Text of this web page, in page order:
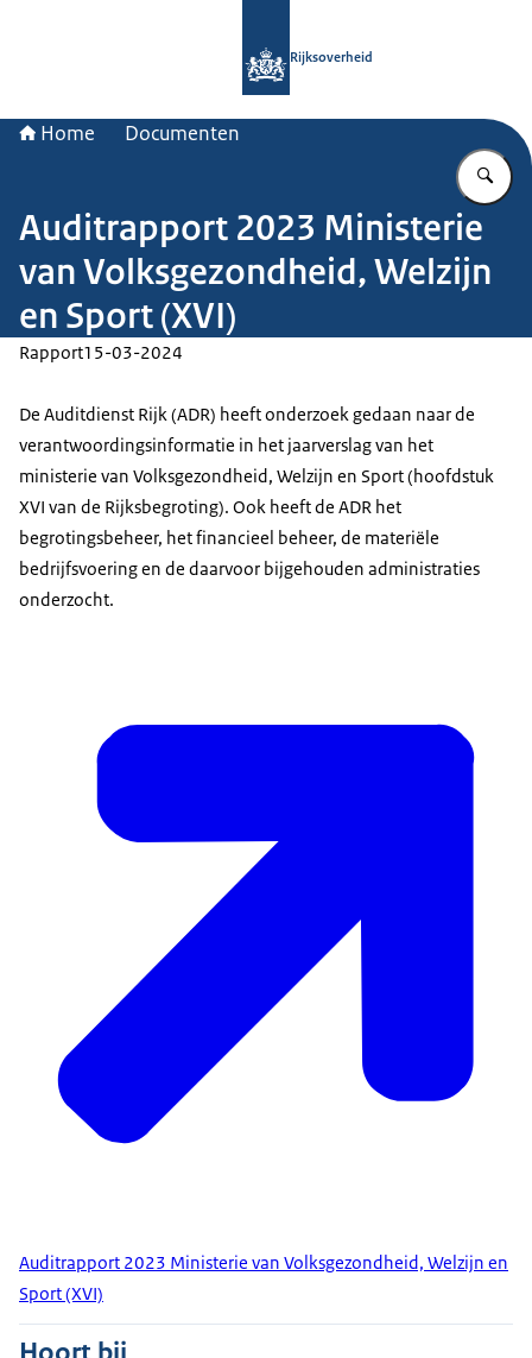
Rijksoverheid
Home Documenten
Auditrapport 2023 Ministerie
van Volksgezondheid, Welzijn
en Sport (XVI)
Rapport15-03-2024
De Auditdienst Rijk (ADR) heeft onderzoek gedaan naar de
verantwoordingsinformatie in het jaarverslag van het
ministerie van Volksgezondheid, Welzijn en Sport (hoofdstuk
XVI van de Rijksbegroting). Ook heeft de ADR het
begrotingsbeheer, het financieel beheer, de materiële
bedrijfsvoering en de daarvoor bijgehouden administraties
onderzocht.
Auditrapport 2023 Ministerie van Volksgezondheid, Welzijn en
Sport (XVI)